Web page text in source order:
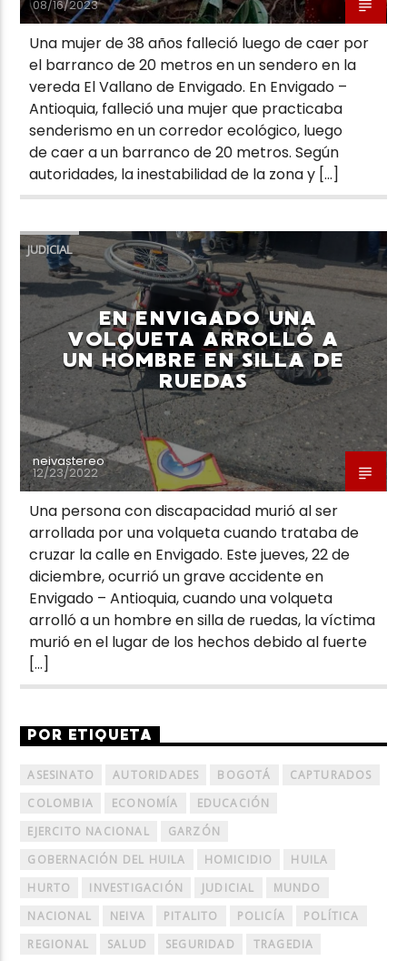
08/16/2023
Una mujer de 38 años falleció luego de caer por
el barranco de 20 metros en un sendero en la
vereda El Vallano de Envigado. En Envigado –
Antioquia, falleció una mujer que practicaba
senderismo en un corredor ecológico, luego
de caer a un barranco de 20 metros. Según
autoridades, la inestabilidad de la zona y […]
JUDICIAL
EN ENVIGADO UNA
VOLQUETA ARROLLÓ A
UN HOMBRE EN SILLA DE
RUEDAS
neivastereo
12/23/2022
Una persona con discapacidad murió al ser
arrollada por una volqueta cuando trataba de
cruzar la calle en Envigado. Este jueves, 22 de
diciembre, ocurrió un grave accidente en
Envigado – Antioquia, cuando una volqueta
arrolló a un hombre en silla de ruedas, la víctima
murió en el lugar de los hechos debido al fuerte
[…]
POR ETIQUETA
ASESINATO AUTORIDADES BOGOTÁ
CAPTURADOS
COLOMBIA
ECONOMÍA
EDUCACIÓN
EJERCITO NACIONAL
GARZÓN
GOBERNACIÓN DEL HUILA
HOMICIDIO
HUILA
HURTO
INVESTIGACIÓN JUDICIAL
MUNDO
NACIONAL
NEIVA PITALITO POLICÍA
POLÍTICA
REGIONAL
SALUD SEGURIDAD
TRAGEDIA